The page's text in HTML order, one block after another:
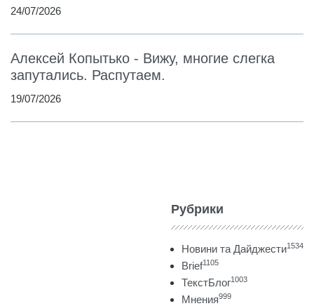
24/07/2026
Алексей Копытько - Вижу, многие слегка
запутались. Распутаем.
19/07/2026
Рубрики
Новини та Дайджести1534
Brief1105
ТекстБлог1003
Мнения999